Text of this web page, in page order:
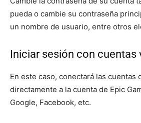
pueda o cambie su contraseña
un nombre de usuario, entre otros
Iniciar sesión con cuentas
En este caso, conectará las cuentas
directamente a la cuenta de Epic
Google, Facebook, etc.